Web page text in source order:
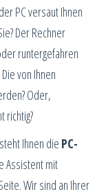
PC versaut Ihnen
Der Rechner
runtergefahren
von Ihnen
Oder,
richtig?
Ihnen die PC-
Assistent mit
Wir sind an Ihrer